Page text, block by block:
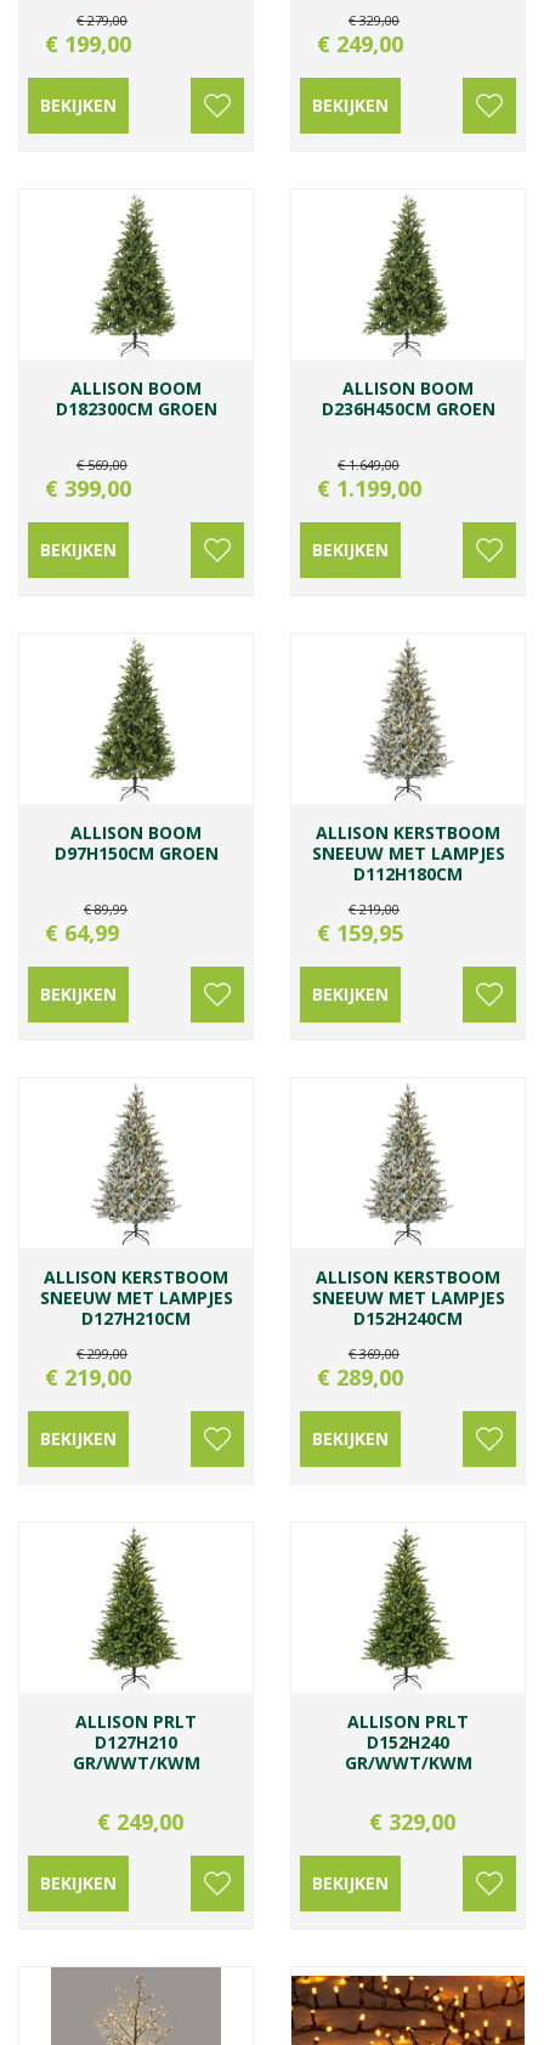
€ 279,00
€ 199,00
BEKIJKEN
€ 329,00
€ 249,00
BEKIJKEN
ALLISON BOOM
D182300CM GROEN
€ 569,00
€ 399,00
BEKIJKEN
ALLISON BOOM
D236H450CM GROEN
€ 1.649,00
€ 1.199,00
BEKIJKEN
ALLISON BOOM
D97H150CM GROEN
€ 89,99
€ 64,99
BEKIJKEN
ALLISON KERSTBOOM
SNEEUW MET LAMPJES
D112H180CM
€ 219,00
€ 159,95
BEKIJKEN
ALLISON KERSTBOOM
SNEEUW MET LAMPJES
D127H210CM
€ 299,00
€ 219,00
BEKIJKEN
ALLISON KERSTBOOM
SNEEUW MET LAMPJES
D152H240CM
€ 369,00
€ 289,00
BEKIJKEN
ALLISON PRLT
D127H210
GR/WWT/KWM
€ 249,00
BEKIJKEN
ALLISON PRLT
D152H240
GR/WWT/KWM
€ 329,00
BEKIJKEN